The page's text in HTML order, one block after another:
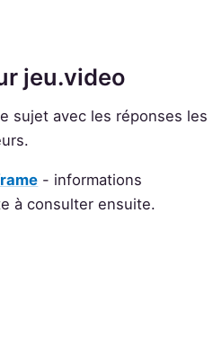
jeu.video
sujet avec les réponses les
- informations
à consulter ensuite.